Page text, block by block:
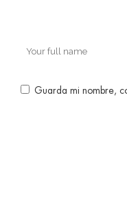
Guarda mi nombre,